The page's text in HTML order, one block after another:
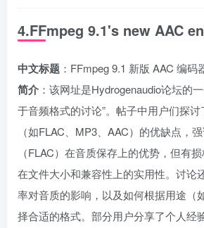
4.FFmpeg 9.1's new AAC
中文标题 ：FFmpeg 9.1 新版 AAC 编码
简介 ：该网址是Hydrogenaudio论坛的
于音频格式的讨论”。帖子中用户们探
（如FLAC、MP3、AAC）的优缺点，
（FLAC）在音质保存上的优势，但有
在文件大小和兼容性上的实用性。讨论
率对音质的影响，以及如何根据用途（
择合适的格式。部分用户分享了个人经